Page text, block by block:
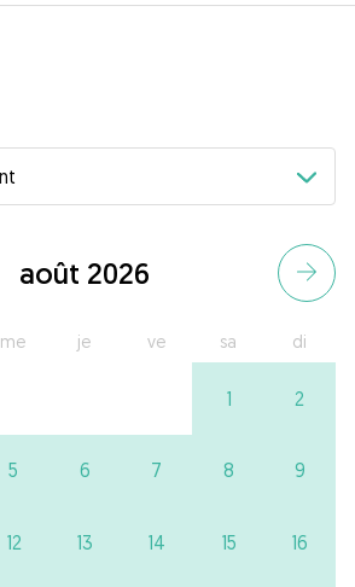
août 2026
me je ve sa di
1 2
5 6 7 8 9
12 13 14 15 16